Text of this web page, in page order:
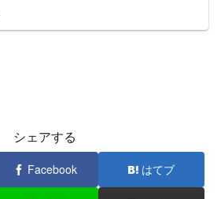
シェアする
Facebook はてブ